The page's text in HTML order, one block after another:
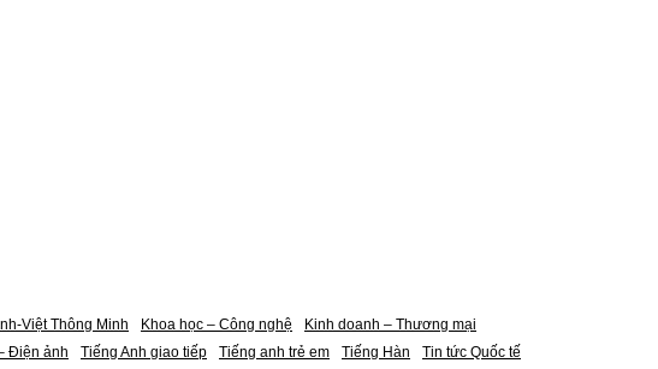
Việt Thông Minh Khoa học – Công nghệ
Kinh doanh – Thương mại
Điện ảnh Tiếng Anh giao tiếp Tiếng anh trẻ em Tiếng Hàn Tin tức Quốc tế